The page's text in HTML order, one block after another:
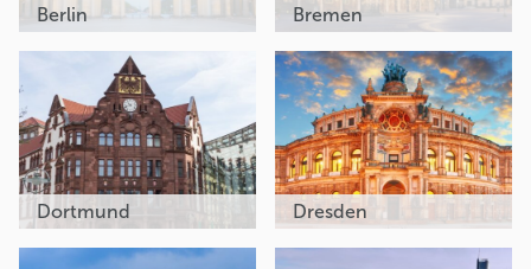
Berlin Bremen
Dortmund Dresden